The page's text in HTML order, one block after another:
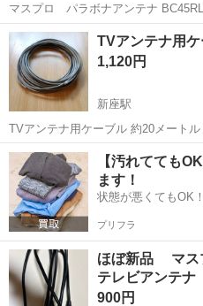
マスプロ パラボナアンテナ
ル、ブースター、混合器など別売り
下さい。 取り付けもやっています。
埼玉 熊谷市 ソシオ流通セン
パラボナアンテナ
TVアンテナ用
1,120円
新座駅
TVアンテナ用ケーブル 約20メートル
埼玉 新座市 新座駅 テレ
【汚れてても
ます！
状態が悪くてもOK
プリフラ
ほぼ新品 マ
テレビアンテ
900円